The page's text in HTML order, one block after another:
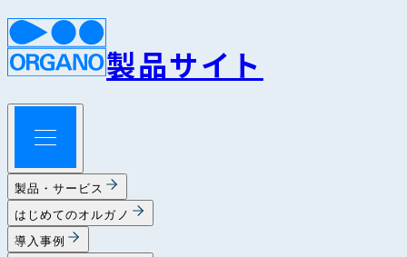
製品サイト
製品・サービス
はじめてのオルガノ
導入事例